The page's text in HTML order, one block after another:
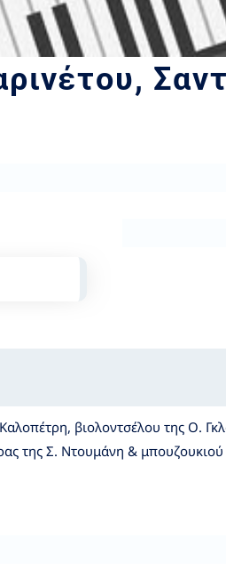
Καλοπέτρη, βιολοντσέλου της Ο.
της Σ. Ντουμάνη &